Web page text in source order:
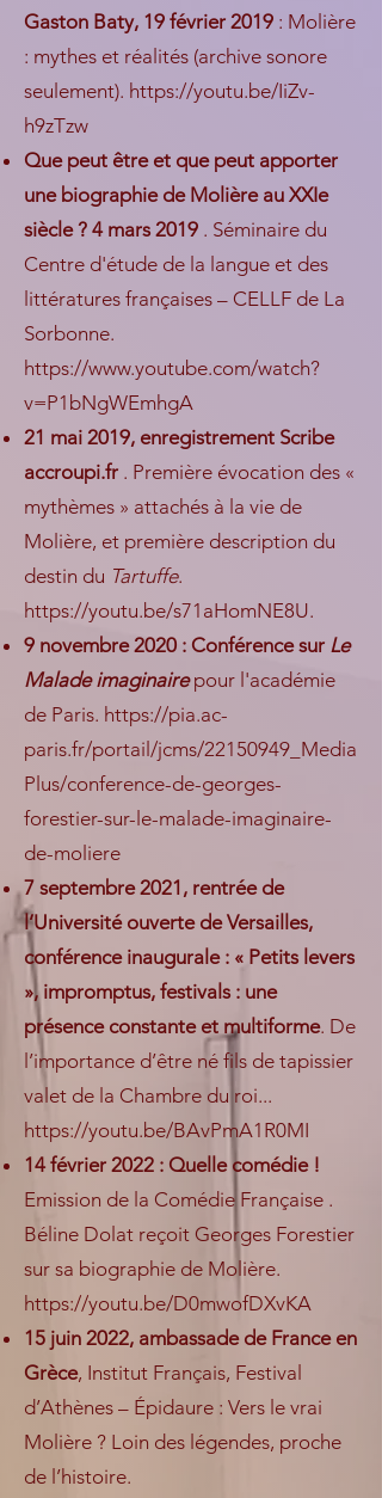
Gaston Baty, 19 février 2019 : Molière
: mythes et réalités (archive sonore
seulement). https://youtu.be/IiZv-
h9zTzw
Que peut être et que peut apporter
une biographie de Molière au XXIe
siècle ? 4 mars 2019 . Séminaire du
Centre d'étude de la langue et des
littératures françaises – CELLF de La
Sorbonne.
https://www.youtube.com/watch?
v=P1bNgWEmhgA
21 mai 2019, enregistrement Scribe
accroupi.fr . Première évocation des «
mythèmes » attachés à la vie de
Molière, et première description du
destin du Tartuffe.
https://youtu.be/s71aHomNE8U.
9 novembre 2020 : Conférence sur Le
Malade imaginairepour l'académie
de Paris. https://pia.ac-
paris.fr/portail/jcms/22150949_Media
Plus/conference-de-georges-
forestier-sur-le-malade-imaginaire-
de-moliere
7 septembre 2021, rentrée de
l’Université ouverte de Versailles,
conférence inaugurale : « Petits levers
», impromptus, festivals : une
présence constante et multiforme. De
l’importance d’être né fils de tapissier
valet de la Chambre du roi...
https://youtu.be/BAvPmA1R0MI
14 février 2022 : Quelle comédie !
Emission de la Comédie Française .
Béline Dolat reçoit Georges Forestier
sur sa biographie de Molière.
https://youtu.be/D0mwofDXvKA
15 juin 2022, ambassade de France en
Grèce, Institut Français, Festival
d’Athènes – Épidaure : Vers le vrai
Molière ? Loin des légendes, proche
de l’histoire.